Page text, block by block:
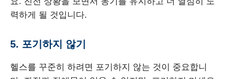
력하게 될 것입니다.
5. 포기하지 않기
헬스를 꾸준히 하려면 포기하지 않는 것이 중요합니